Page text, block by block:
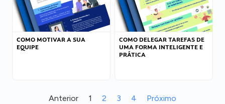
COMO MOTIVAR A SUA
EQUIPE
COMO DELEGAR TAREFAS DE
UMA FORMA INTELIGENTE E
PRÁTICA
Anterior 1 2 3 4 Próximo